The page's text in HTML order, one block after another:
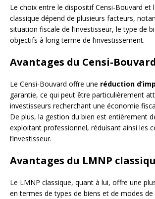
Le choix entre le dispositif Censi-Bouvard et
classique dépend de plusieurs facteurs,
situation fiscale de l’investisseur, le type de
objectifs à long terme de l’investissement.
Avantages du Censi-Bouvard
Le Censi-Bouvard offre une réduction
garantie, ce qui peut être particulièrement
investisseurs recherchant une économie
De plus, la gestion du bien est entièrement
exploitant professionnel, réduisant ainsi les
l’investisseur.
Avantages du LMNP
Le LMNP classique, quant à lui, offre une
en termes de types de biens et de modes